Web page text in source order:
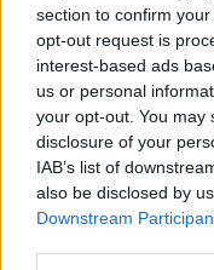
section to confirm
opt-out request is
interest-based ads
us or personal
your opt-out. You may
disclosure of your
IAB’s list of
also be disclosed by
Downstream
2024. február. 06. 15:54
Cinikus nyilatkozatot
megkegyelmezett a
kényszerítette az
hallgassanak az őket
A BICSKEI
KEGYELMET
PÁPALÁTOGATÁS